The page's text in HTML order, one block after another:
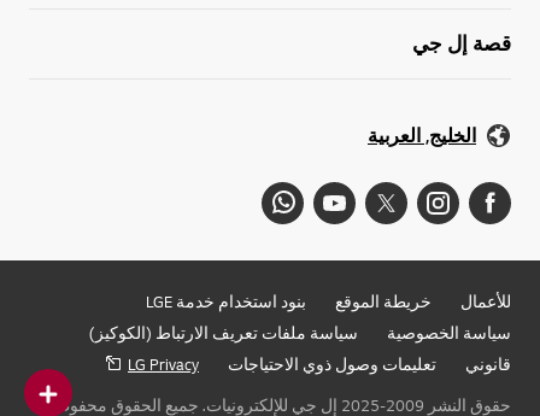
قصة إل جي
الخليج, العربية
للأعمال خريطة الموقع
بنود استخدام خدمة LGE
سياسة الخصوصية
سياسة ملفات تعريف الارتباط (الكوكيز)
قانوني
تعليمات وصول ذوي الاحتياجات
LG Privacy
حقوق النشر 2009-2025 إل جي للإلكترونيات. جميع الحقوق محفوظة